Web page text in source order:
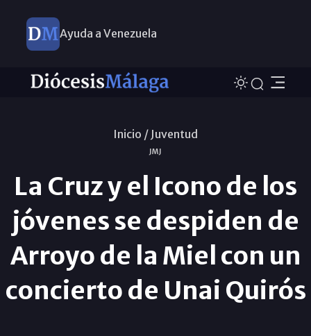
Ayuda a Venezuela
Inicio / Juventud
JMJ
La Cruz y el Icono de los
jóvenes se despiden de
Arroyo de la Miel con un
concierto de Unai Quirós